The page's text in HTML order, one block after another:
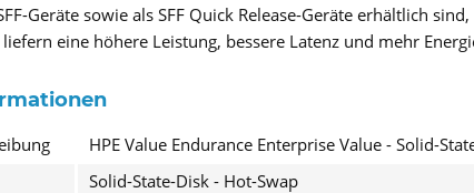
Geräte sowie als SFF Quick Release-Geräte erhältlich
eine höhere Leistung, bessere Latenz und mehr
HPE Value Endurance Enterprise Value - Solid-
Solid-State-Disk - Hot-Swap